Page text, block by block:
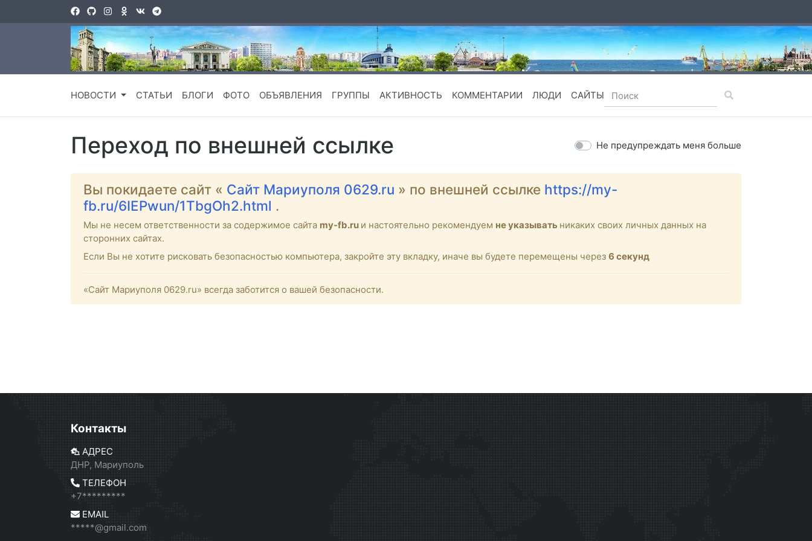
НОВОСТИ СТАТЬИ БЛОГИ ФОТО ОБЪЯВЛЕНИЯ ГРУППЫ АКТИВНОСТЬ КОММЕНТАРИИ ЛЮДИ САЙТЫ
Переход по внешней ссылке Не предупреждать меня больше
Вы покидаете сайт « Сайт Мариуполя 0629.ru » по внешней ссылке https://my-
fb.ru/6IEPwun/1TbgOh2.html .
Мы не несем ответственности за содержимое сайта my-fb.ru и настоятельно рекомендуем не указывать никаких своих личных данных на
сторонних сайтах.
Если Вы не хотите рисковать безопасностью компьютера, закройте эту вкладку, иначе вы будете перемещены через 6 секунд
«Сайт Мариуполя 0629.ru» всегда заботится о вашей безопасности.
Контакты
АДРЕС
ДНР, Мариуполь
ТЕЛЕФОН
+7*********
EMAIL
*****@gmail.com